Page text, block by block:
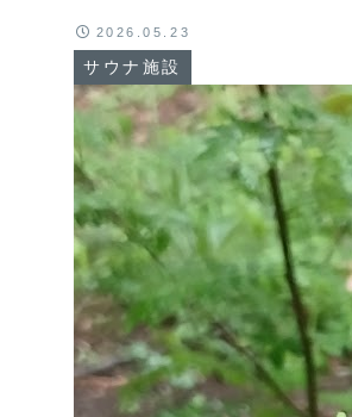
サウナ施設
2026.05.23